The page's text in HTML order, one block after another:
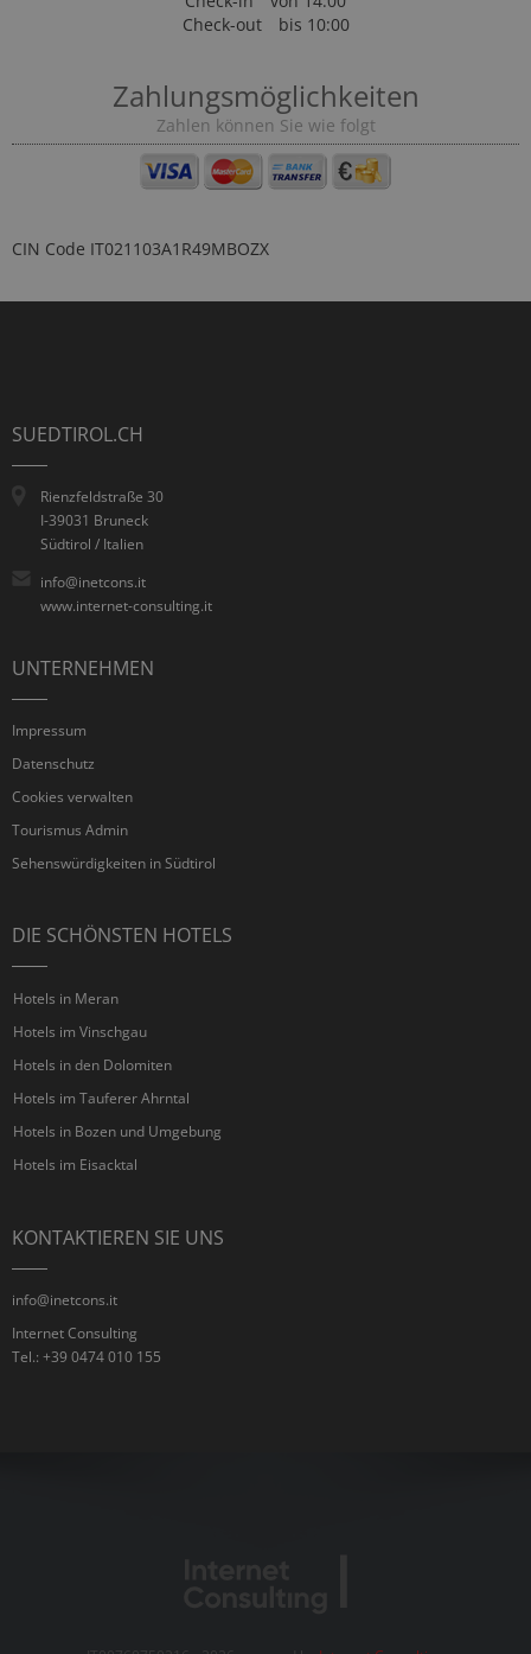
Check-out
bis 10:00
Zahlungsmöglichkeiten
Zahlen können Sie wie folgt
CIN Code IT021103A1R49MBOZX
SUEDTIROL.CH
Rienzfeldstraße 30
I-39031 Bruneck
Südtirol / Italien
info@inetcons.it
www.internet-consulting.it
UNTERNEHMEN
Impressum
Datenschutz
Cookies verwalten
Tourismus Admin
Sehenswürdigkeiten in Südtirol
DIE SCHÖNSTEN HOTELS
Hotels in Meran
Hotels im Vinschgau
Hotels in den Dolomiten
Hotels im Tauferer Ahrntal
Hotels in Bozen und Umgebung
Hotels im Eisacktal
KONTAKTIEREN SIE UNS
info@inetcons.it
Internet Consulting
Tel.: +39 0474 010 155